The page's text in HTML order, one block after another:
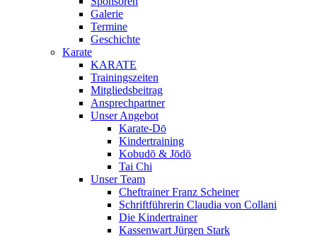
Galerie
Termine
Geschichte
Karate
KARATE
Trainingszeiten
Mitgliedsbeitrag
Ansprechpartner
Unser Angebot
Karate-Dō
Kindertraining
Kobudō & Jōdō
Tai Chi
Unser Team
Cheftrainer Franz Scheiner
Schriftführerin Claudia von Collani
Die Kindertrainer
Kassenwart Jürgen Stark